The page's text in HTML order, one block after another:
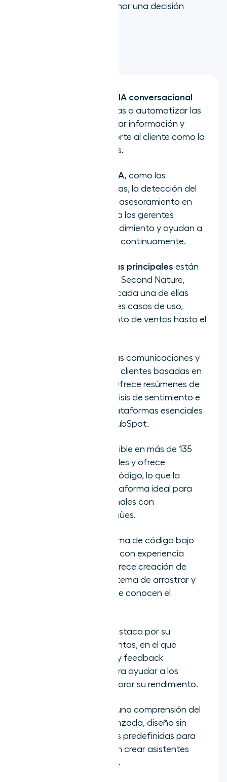
a cada herramienta y a tomar una decisión
Las plataformas de IA conversacional
ayudan a las empresas a automatizar las
interacciones, recopilar información y
mejorar tanto el soporte al cliente como la
eficacia de las ventas.
Herramientas de la IA, como los
resúmenes de llamadas, la detección del
estado de ánimo y el asesoramiento en
tiempo real, ofrecen a los gerentes
visibilidad sobre el rendimiento y ayudan a
los equipos a mejorar continuamente.
Entre las plataformas principales están
Aircall, Yellow.ai, Rulai, Second Nature,
Kore.ai y LivePerson, cada una de ellas
adaptada a diferentes casos de uso,
desde el asesoramiento de ventas hasta el
se centra en las comunicaciones y
la inteligencia con los clientes basadas en
las llamadas y la IA. Ofrece resúmenes de
llamadas con IA, análisis de sentimiento e
integraciones con plataformas esenciales
como Salesforce y HubSpot.
está disponible en más de 135
idiomas y de 35 canales y ofrece
automatización sin código, lo que la
convierte en una plataforma ideal para
empresas internacionales con
necesidades multilingües.
es una plataforma de código bajo
creada para equipos con experiencia
limitada en IA, que ofrece creación de
bots mediante un sistema de arrastrar y
soltar y asistentes que conocen el
destaca por su
asesoramiento de ventas, en el que
utilizan juegos de rol y feedback
impulsados por IA para ayudar a los
representantes a mejorar su rendimiento.
proporciona una comprensión del
lenguaje natural avanzada, diseño sin
código e indicaciones predefinidas para
empresas que buscan crear asistentes
omnicanal complejos.